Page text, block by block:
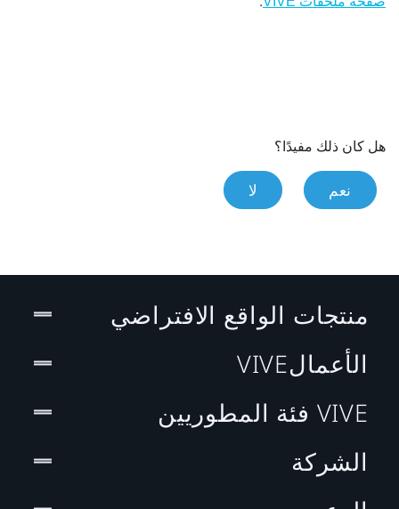
هل كان ذلك مفيدًا؟
نعم لا
منتجات الواقع الافتراضي
الأعمالVIVE
VIVE فئة المطوريين
الشركة